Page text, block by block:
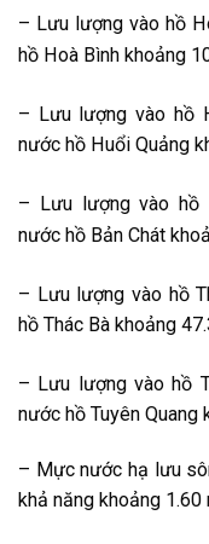
– Lưu lượng vào hồ
hồ Hoà Bình khoảng
– Lưu lượng vào hồ
nước hồ Huổi Quảng
– Lưu lượng vào hồ
nước hồ Bản Chát
– Lưu lượng vào hồ
hồ Thác Bà khoảng
– Lưu lượng vào hồ
nước hồ Tuyên Quang
– Mực nước hạ lưu
khả năng khoảng 1.60